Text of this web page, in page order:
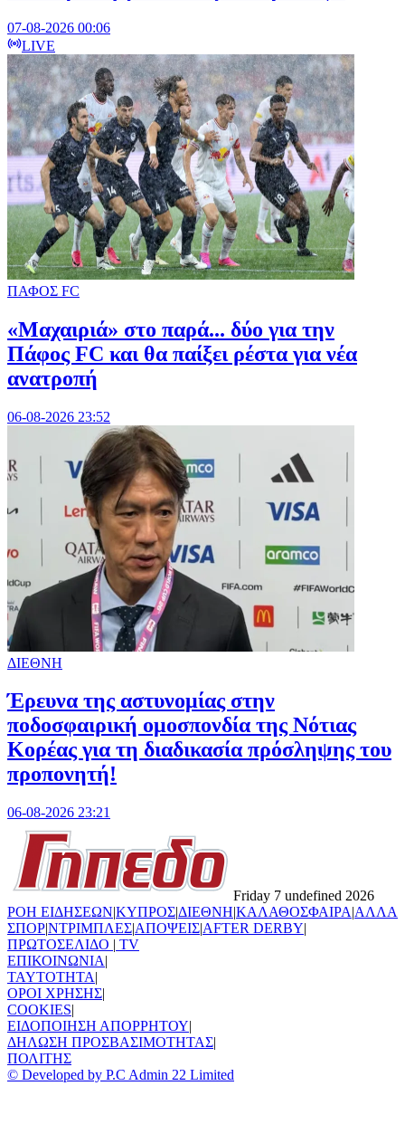
07-08-2026 00:06
LIVE
ΠΑΦΟΣ FC
«Μαχαιριά» στο παρά... δύο για την
Πάφος FC και θα παίξει ρέστα για νέα
ανατροπή
06-08-2026 23:52
ΔΙΕΘΝΗ
Έρευνα της αστυνομίας στην
ποδοσφαιρική ομοσπονδία της Νότιας
Κορέας για τη διαδικασία πρόσληψης του
προπονητή!
06-08-2026 23:21
Friday 7 undefined 2026
ΡΟΗ ΕΙΔΗΣΕΩΝ|ΚΥΠΡΟΣ|ΔΙΕΘΝΗ|ΚΑΛΑΘΟΣΦΑΙΡΑ|ΑΛΛΑ
ΣΠΟΡ|ΝΤΡΙΜΠΛΕΣ|ΑΠΟΨΕΙΣ|AFTER DERBY|
ΠΡΩΤΟΣΕΛΙΔΟ | TV
ΕΠΙΚΟΙΝΩΝΙΑ|
TAYTOTHTA|
ΟΡΟΙ ΧΡΗΣΗΣ|
COOKIES|
ΕΙΔΟΠΟΙΗΣΗ ΑΠΟΡΡΗΤΟΥ|
ΔΗΛΩΣΗ ΠΡΟΣΒΑΣΙΜΟΤΗΤΑΣ|
ΠΟΛΙΤΗΣ
© Developed by P.C Admin 22 Limited